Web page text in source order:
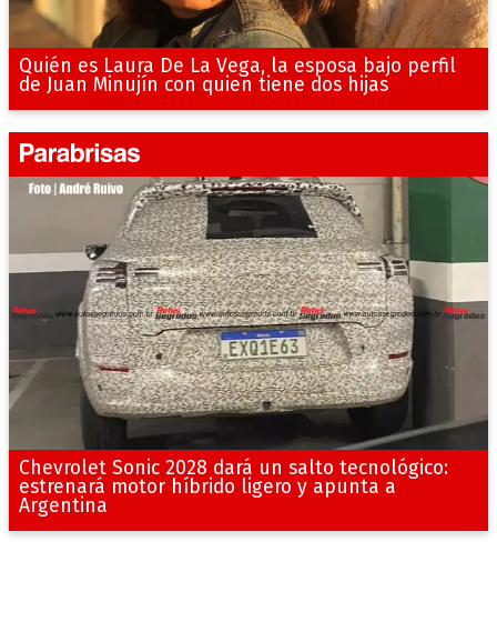
Quién es Laura De La Vega, la esposa bajo perfil
de Juan Minujín con quien tiene dos hijas
Chevrolet Sonic 2028 dará un salto tecnológico:
estrenará motor híbrido ligero y apunta a
Argentina